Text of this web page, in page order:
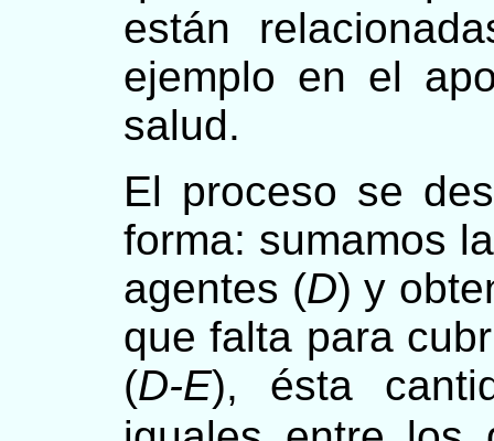
están
ejemplo en el
salud.
El proceso se
forma: sumamos
agentes (D) y
que falta para
(D-E), ésta